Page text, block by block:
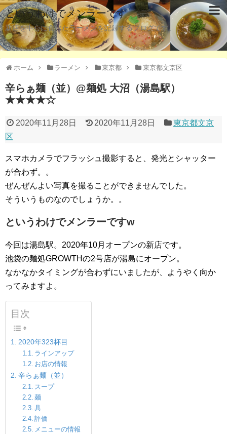
というわけでメンラーです
新店を中心に食べたラーメンを記録するブログです。
ホーム ラーメン 東京都 東京都文京区
辛らぁ麺（並）@麺処 大沼（湯島駅）
★★★★☆
2020年11月28日 2020年11月28日
東京都文京
区
スマホカメラでフラッシュ撮影すると、発光とシャッター
が合わず。。
ぜんぜんよい写真を撮ることができませんでした。
そういうものなのでしょうか。。
というわけでメンラーですw
今回は湯島駅。2020年10月オープンの新店です。
池袋の麺処GROWTHの2号店が湯島にオープン。
なかなかタイミングが合わずにいましたが、ようやく向か
ってみますよ。
目次
2020年323杯目
ラインアップ
お店の情報
辛らぁ麺（並）
スープ
麺
具
評価
メニューの情報